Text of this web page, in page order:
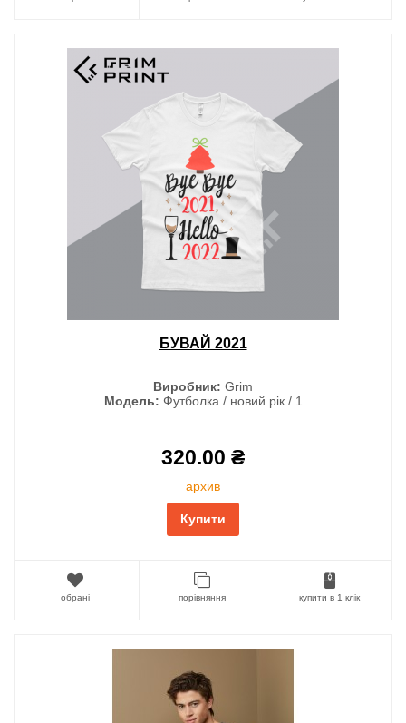
БУВАЙ 2021
Виробник: Grim
Модель: Футболка / новий рік / 1
320.00 ₴
архив
Купити
обрані порівняння купити в 1 клік